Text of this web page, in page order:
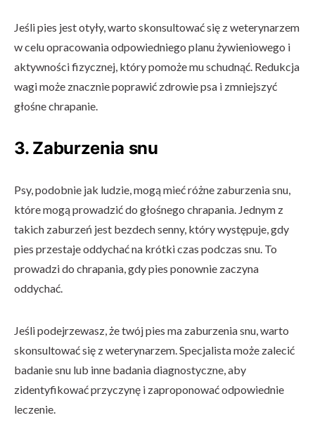
Jeśli pies jest otyły, warto skonsultować się z weterynarzem
w celu opracowania odpowiedniego planu żywieniowego i
aktywności fizycznej, który pomoże mu schudnąć. Redukcja
wagi może znacznie poprawić zdrowie psa i zmniejszyć
głośne chrapanie.
3. Zaburzenia snu
Psy, podobnie jak ludzie, mogą mieć różne zaburzenia snu,
które mogą prowadzić do głośnego chrapania. Jednym z
takich zaburzeń jest bezdech senny, który występuje, gdy
pies przestaje oddychać na krótki czas podczas snu. To
prowadzi do chrapania, gdy pies ponownie zaczyna
oddychać.
Jeśli podejrzewasz, że twój pies ma zaburzenia snu, warto
skonsultować się z weterynarzem. Specjalista może zalecić
badanie snu lub inne badania diagnostyczne, aby
zidentyfikować przyczynę i zaproponować odpowiednie
leczenie.